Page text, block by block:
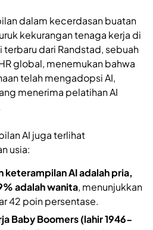
dalam kecerdasan buatan
kekurangan tenaga kerja di
dari Randstad, sebuah
global, menemukan bahwa
telah mengadopsi AI,
menerima pelatihan AI
AI juga terlihat
usia:
keterampilan AI adalah pria,
adalah wanita, menunjukkan
42 poin persentase.
Baby Boomers (lahir 1946-